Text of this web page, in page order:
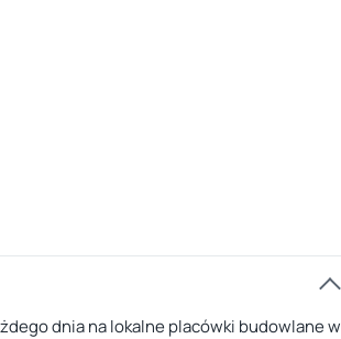
dnia na lokalne placówki budowlane w